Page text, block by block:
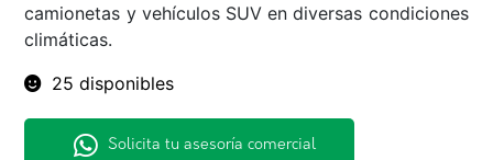
camionetas y vehículos SUV en diversas condiciones
climáticas.
25 disponibles
Solicita tu asesoría comercial